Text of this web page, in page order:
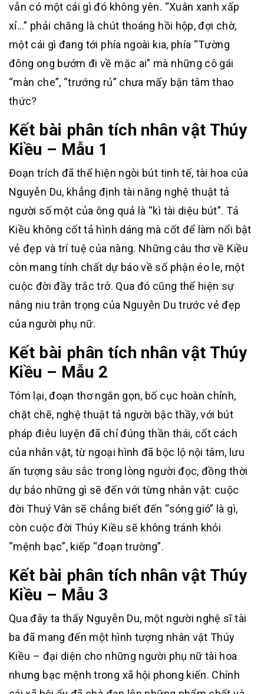
vẫn có một cái gì đó không yên. “Xuân xanh xấp
xỉ…” phải chăng là chút thoáng hồi hộp, đợi chờ,
một cái gì đang tới phía ngoài kia, phía “Tường
đông ong bướm đi về mặc ai” mà những cô gái
“màn che”, “trướng rủ” chưa mấy bận tâm thao
thức?
Kết bài phân tích nhân vật Thúy
Kiều – Mẫu 1
Đoạn trích đã thể hiện ngòi bút tinh tế, tài hoa của
Nguyễn Du, khẳng định tài năng nghệ thuật tả
người số một của ông quả là “kì tài diệu bút”. Tả
Kiều không cốt tả hình dáng mà cốt để làm nổi bật
vẻ đẹp và trí tuệ của nàng. Những câu thơ về Kiều
còn mang tính chất dự báo về số phận éo le, một
cuộc đời đầy trắc trở. Qua đó cũng thể hiện sự
nâng niu trân trọng của Nguyễn Du trước vẻ đẹp
của người phụ nữ.
Kết bài phân tích nhân vật Thúy
Kiều – Mẫu 2
Tóm lại, đoạn thơ ngắn gọn, bố cục hoàn chỉnh,
chặt chẽ, nghệ thuật tả người bậc thầy, với bút
pháp điêu luyện đã chỉ đúng thần thái, cốt cách
của nhân vật, từ ngoại hình đã bộc lộ nội tâm, lưu
ấn tượng sâu sắc trong lòng người đọc, đồng thời
dự báo những gì sẽ đến với từng nhân vật: cuộc
đời Thuý Vân sẽ chẳng biết đến “sóng gió” là gì,
còn cuộc đời Thúy Kiều sẽ không tránh khỏi
“mệnh bạc”, kiếp “đoạn trường”.
Kết bài phân tích nhân vật Thúy
Kiều – Mẫu 3
Qua đây ta thấy Nguyễn Du, một người nghệ sĩ tài
ba đã mang đến một hình tượng nhân vật Thúy
Kiều – đại diện cho những người phụ nữ tài hoa
nhưng bạc mệnh trong xã hội phong kiến. Chính